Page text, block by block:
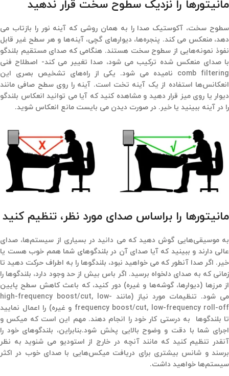
مانیتورها را نزدیک سطوح سخت قرار ندهید
سطوح سخت، آکوستیک صدا را به همان روشی که آینه نور را بازتاب می
دهد، منعکس می کند. پنجره‌ها، دیوارهای گچی، آینه‌ها و هر سطح غیر قابل
نفوذ نمونه‌هایی از سطوح سخت هستند. هنگامی که صدای مستقیم بلندگو
با صدای منعکس شده ترکیب می شود، صدا تغییر می کند- اصطلاح فنی
comb filtering نامیده می شود. یکی از راه‌های تشخیص بصری این
انعکانس‌ها استفاده از یک آینه تخت است. آینه را روی سطح صافی مانند
دیوار یا روی میز قرار دهید و مشاهده کنید که آیا می توانید انعکاس بلندگو
را در آینه ببینید یا خیر. در صورت دیدن می بایست مانع انعکاس شوید.
مانیتورها را براساس صدای مورد نظر، تنظیم کنید
به موسیقی‌هایی گوش دهید که می دانید در بسیاری از سیستم‌ها، صدای
عالی دارند و ببینید که آیا صدای آن در بلندگوهای شما همم خوب هست یا
خیر. اگر صدا آنطور که می خواهید نبود، بلندگوها را به اطراف حرکت دهید تا
زمانی که به صدای دلخواه برسید. اگر باس بیش از حد وجود دارد، بلندگوها را
از مرزها (دیوارها، گوشه‌ها و غیره) دور کنید، که باعث کاهش سطح پایین
می شود. تنظیمات مورد نیاز (مانند high-frequency boost/cut, low-
frequency boost/cut, low-frequency roll-off و غیره) را اعمال نمایید
تا بلندگوها به درستی کار خود را انجام دهند. مهم این است که میکس و
اجرای شما با دقت و وضوح بالایی پخش شود.بنابراین، بلندگوهای خود را
آنقدر تنظیم کنید که مانند آنچه در خارج از استودیو می شنوید به نظر
برسند و شانس بیشتری برای دریافت میکس‌هایی با صدای خوب در اکثر
سیستم‌ها خواهید داشت.